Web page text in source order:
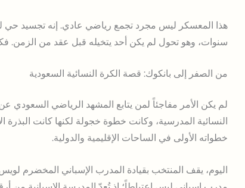
هذا المعسكر ليس مجرد تجمع رياضي عادي. إنه تجسيد حي
سنوات، وهو تحول لم يكن أحد يتخيله قبل عقد من الزمن.
من الصفر إلى بانكوك: قصة الكرة النسائية السعودية
النسائية المدرسية، وكانت خطوة خجولة لكنها كانت
خطواته الأولى في الساحات الإقليمية والدولية.
اليوم، يقف المنتخب بقيادة المدرب الإسباني المخضرم